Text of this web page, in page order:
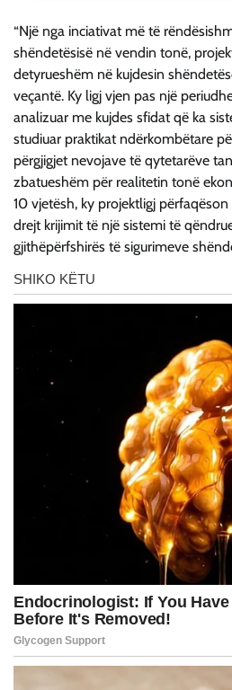
“Një nga inciativat më të
shëndetësisë në vendin tonë,
detyrueshëm në kujdesin
veçantë. Ky ligj vjen pas një
analizuar me kujdes sfidat që ka
studiuar praktikat ndërkombëtare
përgjigjet nevojave të qytetarëve
zbatueshëm për realitetin tonë
10 vjetësh, ky projektligj
drejt krijimit të një sistemi të
gjithëpërfshirës të sigurimeve